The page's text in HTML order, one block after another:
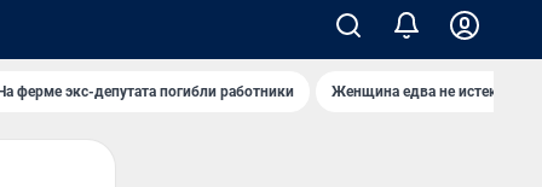
ферме экс-депутата погибли работники Женщина едва не истекла